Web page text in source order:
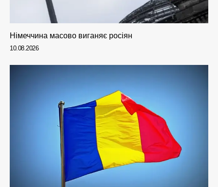
Німеччина масово виганяє росіян
10.08.2026